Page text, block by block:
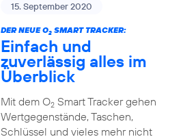
15. September 2020
DER NEUE O2SMART TRACKER:
Einfach und
zuverlässig alles im
Überblick
Mit dem O2Smart Tracker gehen
Wertgegenstände, Taschen,
Schlüssel und vieles mehr nicht